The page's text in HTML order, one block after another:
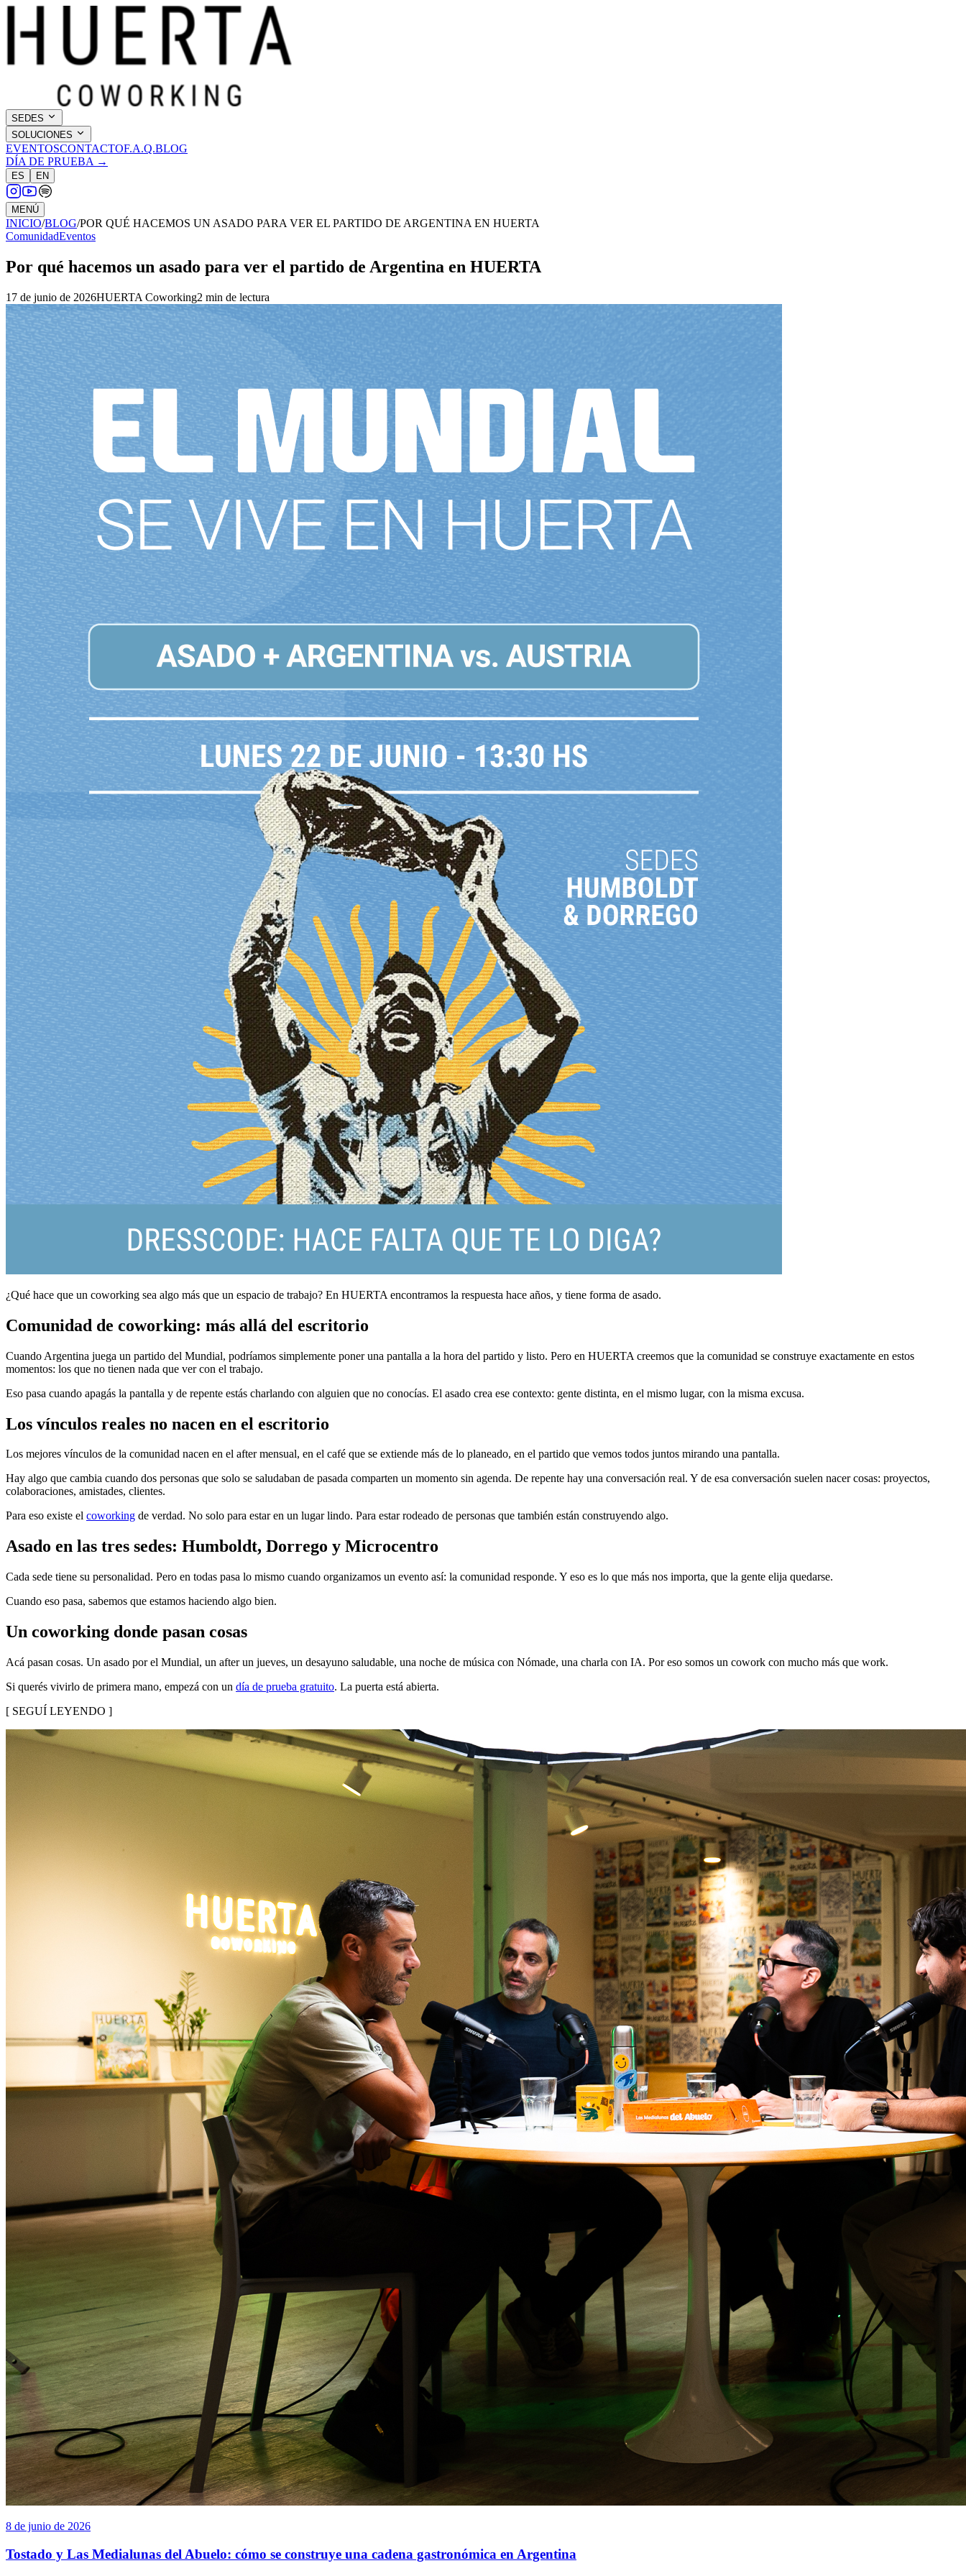
SEDES
SOLUCIONES
EVENTOSCONTACTOF.A.Q.BLOG
DÍA DE PRUEBA →
ES EN
MENÚ
INICIO/BLOG/POR QUÉ HACEMOS UN ASADO PARA VER EL PARTIDO DE ARGENTINA EN HUERTA
ComunidadEventos
Por qué hacemos un asado para ver el partido de Argentina en HUERTA
17 de junio de 2026HUERTA Coworking2 min de lectura
¿Qué hace que un coworking sea algo más que un espacio de trabajo? En HUERTA encontramos la respuesta hace años, y tiene forma de asado.
Comunidad de coworking: más allá del escritorio
Cuando Argentina juega un partido del Mundial, podríamos simplemente poner una pantalla a la hora del partido y listo. Pero en HUERTA creemos que la comunidad se construye exactamente en estos
momentos: los que no tienen nada que ver con el trabajo.
Eso pasa cuando apagás la pantalla y de repente estás charlando con alguien que no conocías. El asado crea ese contexto: gente distinta, en el mismo lugar, con la misma excusa.
Los vínculos reales no nacen en el escritorio
Los mejores vínculos de la comunidad nacen en el after mensual, en el café que se extiende más de lo planeado, en el partido que vemos todos juntos mirando una pantalla.
Hay algo que cambia cuando dos personas que solo se saludaban de pasada comparten un momento sin agenda. De repente hay una conversación real. Y de esa conversación suelen nacer cosas: proyectos,
colaboraciones, amistades, clientes.
Para eso existe el coworking de verdad. No solo para estar en un lugar lindo. Para estar rodeado de personas que también están construyendo algo.
Asado en las tres sedes: Humboldt, Dorrego y Microcentro
Cada sede tiene su personalidad. Pero en todas pasa lo mismo cuando organizamos un evento así: la comunidad responde. Y eso es lo que más nos importa, que la gente elija quedarse.
Cuando eso pasa, sabemos que estamos haciendo algo bien.
Un coworking donde pasan cosas
Acá pasan cosas. Un asado por el Mundial, un after un jueves, un desayuno saludable, una noche de música con Nómade, una charla con IA. Por eso somos un cowork con mucho más que work.
Si querés vivirlo de primera mano, empezá con un día de prueba gratuito. La puerta está abierta.
[ SEGUÍ LEYENDO ]
8 de junio de 2026
Tostado y Las Medialunas del Abuelo: cómo se construye una cadena gastronómica en Argentina